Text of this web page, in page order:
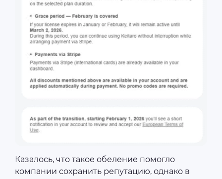
Казалось, что такое обеление помогло
компании сохранить репутацию, однако в